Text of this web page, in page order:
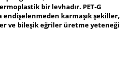
bir levhadır. PET-G
endişelenmeden karmaşık şekiller,
ve bileşik eğriler üretme yeteneği